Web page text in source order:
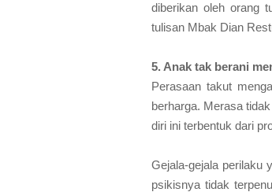
diberikan oleh orang
tulisan Mbak Dian
5. Anak tak berani
Perasaan takut
berharga. Merasa
diri ini terbentuk dari
Gejala-gejala perilaku
psikisnya tidak